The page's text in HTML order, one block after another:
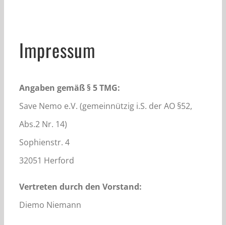
Impressum
Angaben gemäß § 5 TMG:
Save Nemo e.V. (gemeinnützig i.S. der AO §52,
Abs.2 Nr. 14)
Sophienstr. 4
32051 Herford
Vertreten durch den Vorstand:
Diemo Niemann